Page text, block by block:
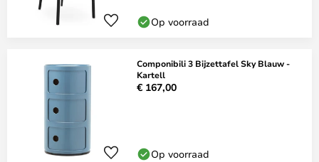
Op voorraad
Componibili 3 Bijzettafel Sky Blauw -
Kartell
€ 167,00
Op voorraad